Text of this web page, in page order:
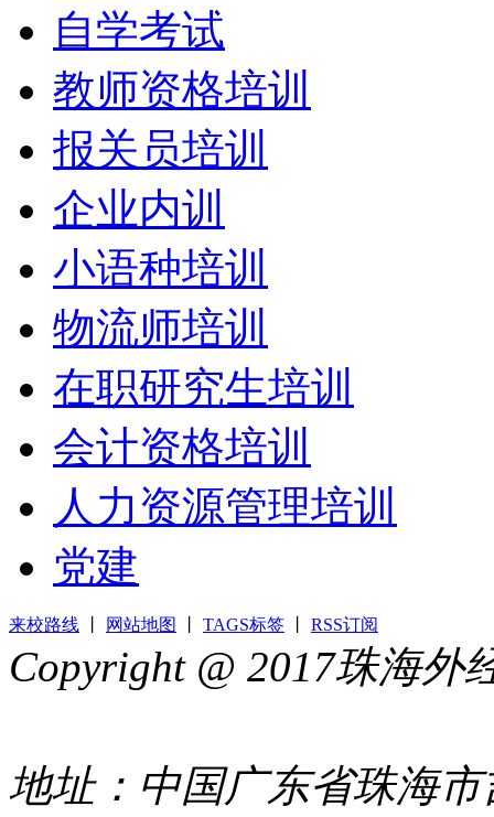
自学考试
教师资格培训
报关员培训
企业内训
小语种培训
物流师培训
在职研究生培训
会计资格培训
人力资源管理培训
党建
来校路线 网站地图 TAGS标签 RSS订阅
Copyright @ 2017珠海
地址：中国广东省珠海